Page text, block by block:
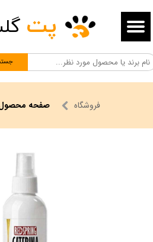
پت
حساب کاربری من
تغییر گذر واژه
سفارشات
خروج از حساب کاربری
فروشگاه صفحه